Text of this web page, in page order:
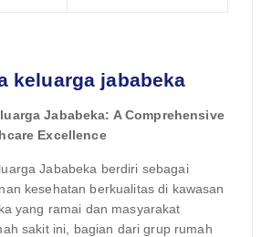
keluarga jababeka
Jababeka: A Comprehensive
Excellence
Jababeka berdiri sebagai
kesehatan berkualitas di kawasan
yang ramai dan masyarakat
sakit ini, bagian dari grup rumah